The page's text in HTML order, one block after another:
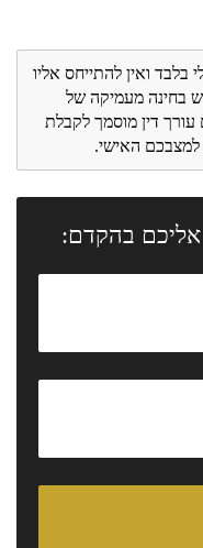
בלבד ואין להתייחס אליו
בחינה מעמיקה של
עורך דין מוסמך לקבלת
האישי.
אליכם בהקדם: